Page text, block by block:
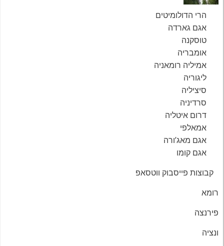
הרי הדולומיטים
אגם גארדה
טוסקנה
אומבריה
אמיליה רומאניה
ליגוריה
סיציליה
סרדיניה
דרום איטליה
אמאלפי
אגם מאג’ורה
אגם קומו
קבוצות פייסבוק ווטסאפ
רומא
פירנצה
ונציה